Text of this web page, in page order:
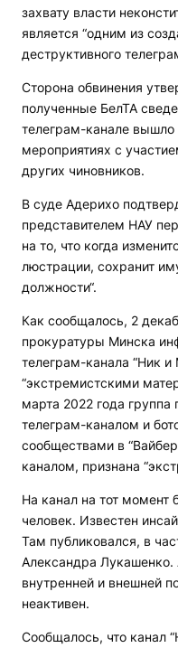
захвату власти
является “одним из
деструктивного
Сторона обвинения
полученные БелТА
телеграм-канале вышло
мероприятиях с
других чиновников.
В суде Адерихо
представителем НАУ
на то, что когда
люстрации, сохранит
должности“.
Как сообщалось, 2
прокуратуры Минска
телеграм-канала “Ник и
“экстремистскими
марта 2022 года
телеграм-каналом и
сообществами в
каналом, признана
На канал на тот момент
человек. Известен
Там публиковался, в
Александра Лукашенко.
внутренней и внешней
неактивен.
Сообщалось, что канал